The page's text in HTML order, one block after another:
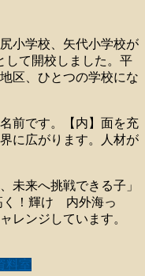
小学校、矢代小学校が
して開校しました。平
区、ひとつの学校にな
前です。【内】面を充
に広がります。人材が
未来へ挑戦できる子」
く！輝け 内外海っ
レンジしています。
料室